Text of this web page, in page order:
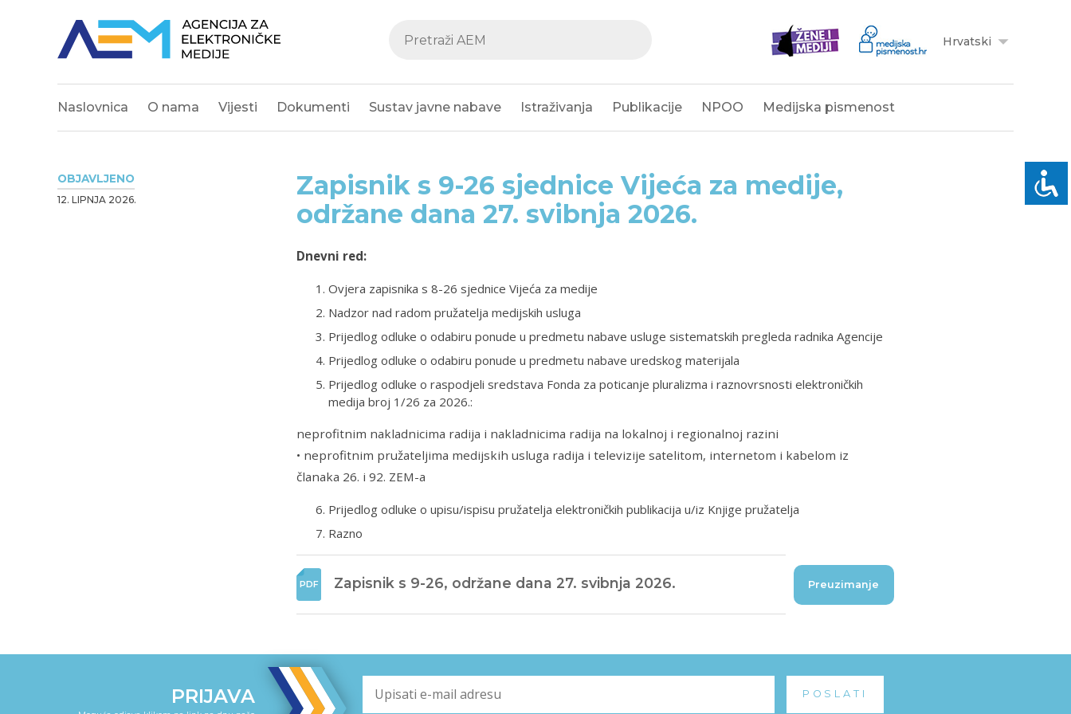
Hrvatski
Naslovnica O nama Vijesti Dokumenti Sustav javne nabave Istraživanja Publikacije NPOO Medijska pismenost
OBJAVLJENO
12. LIPNJA 2026.
Zapisnik s 9-26 sjednice Vijeća za medije,
održane dana 27. svibnja 2026.
Dnevni red:
Ovjera zapisnika s 8-26 sjednice Vijeća za medije
Nadzor nad radom pružatelja medijskih usluga
Prijedlog odluke o odabiru ponude u predmetu nabave usluge sistematskih pregleda radnika Agencije
Prijedlog odluke o odabiru ponude u predmetu nabave uredskog materijala
Prijedlog odluke o raspodjeli sredstava Fonda za poticanje pluralizma i raznovrsnosti elektroničkih
medija broj 1/26 za 2026.:
neprofitnim nakladnicima radija i nakladnicima radija na lokalnoj i regionalnoj razini
• neprofitnim pružateljima medijskih usluga radija i televizije satelitom, internetom i kabelom iz
članaka 26. i 92. ZEM-a
Prijedlog odluke o upisu/ispisu pružatelja elektroničkih publikacija u/iz Knjige pružatelja
Razno
Zapisnik s 9-26, održane dana 27. svibnja 2026. Preuzimanje
PRIJAVA